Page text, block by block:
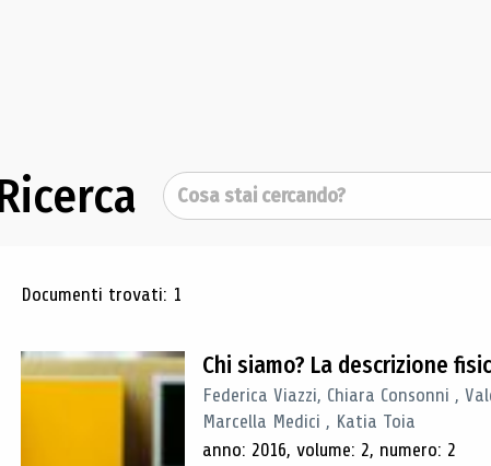
Cerca
Risultati di ricerca
Documenti trovati: 1
Chi siamo? La descrizione
Federica Viazzi, Chiara Consonni ,
Marcella Medici , Katia Toia
anno: 2016, volume: 2, numero: 2